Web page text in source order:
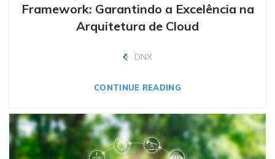
Framework: Garantindo a Excelência na
Arquitetura de Cloud
DNX
CONTINUE READING